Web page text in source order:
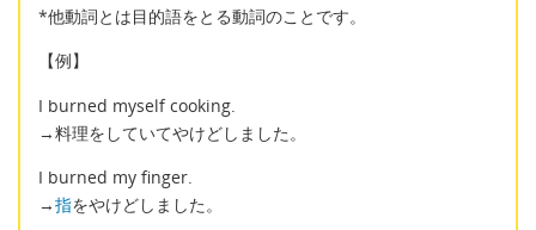
*他動詞とは目的語をとる動詞のことです。
【例】
I burned myself cooking.
→料理をしていてやけどしました。
I burned my finger.
→指をやけどしました。